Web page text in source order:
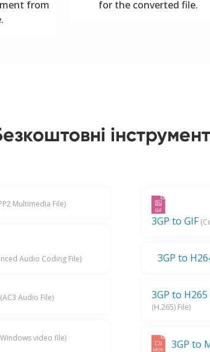
from
for the converted file.
Multimedia File)
Audio Coding File)
(AC3 Audio File)
video file)
3GP to GIF
3GP to
3GP to H265
(H.265) File)
3GP to